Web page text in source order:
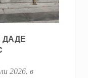
ДАДЕ
2026. в